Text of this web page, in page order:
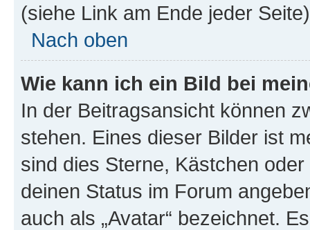
(siehe Link am Ende jeder
Nach oben
Wie kann ich ein Bild bei
In der Beitragsansicht können
stehen. Eines dieser Bilder ist
sind dies Sterne, Kästchen
deinen Status im Forum
auch als „Avatar“ bezeichnet.